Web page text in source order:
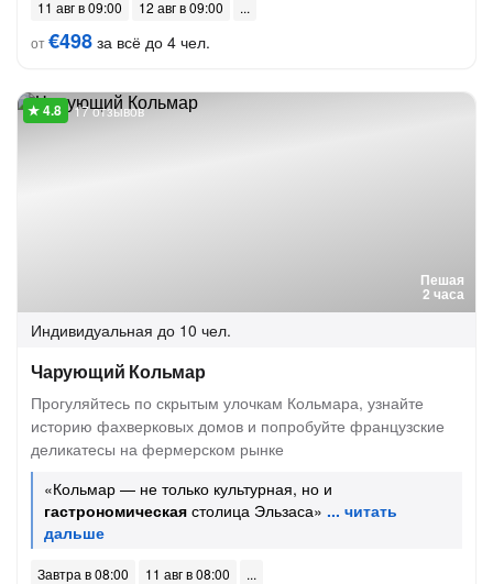
11 авг в 09:00
12 авг в 09:00
от€498 за всё до 4 чел.
Пешая
2 часа
17 отзывов
Индивидуальная до 10 чел.
Чарующий Кольмар
Прогуляйтесь по скрытым улочкам Кольмара, узнайте
историю фахверковых домов и попробуйте французские
деликатесы на фермерском рынке
«Кольмар — не только культурная, но и
гастрономическая столица Эльзаса»
Завтра в 08:00
11 авг в 08:00